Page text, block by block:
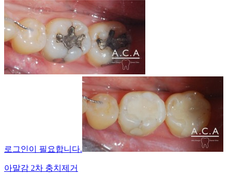
로그인이 필요합니다.
세렉 인레이 충치치료